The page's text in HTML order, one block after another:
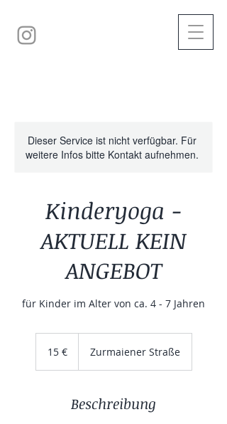
Dieser Service ist nicht verfügbar. Für
weitere Infos bitte Kontakt aufnehmen.
Kinderyoga -
AKTUELL KEIN
ANGEBOT
für Kinder im Alter von ca. 4 - 7 Jahren
15 € Zurmaiener Straße
Beschreibung